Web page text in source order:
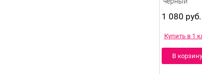
1 080 руб.
Купить в 1
В корзину